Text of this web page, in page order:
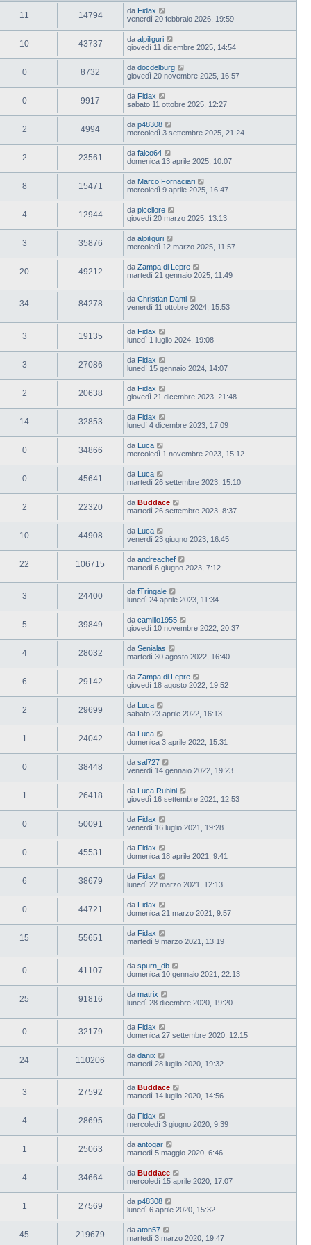
11 14794 da Fidax
venerdì 20 febbraio 2026, 19:59
10 43737 da alpiliguri
giovedì 11 dicembre 2025, 14:54
0 8732 da docdelburg
giovedì 20 novembre 2025, 16:57
0 9917 da Fidax
sabato 11 ottobre 2025, 12:27
2 4994 da p48308
mercoledì 3 settembre 2025, 21:24
2 23561 da falco64
domenica 13 aprile 2025, 10:07
8 15471 da Marco Fornaciari
mercoledì 9 aprile 2025, 16:47
4 12944 da piccilore
giovedì 20 marzo 2025, 13:13
3 35876 da alpiliguri
mercoledì 12 marzo 2025, 11:57
20 49212 da Zampa di Lepre
martedì 21 gennaio 2025, 11:49
34 84278 da Christian Danti
venerdì 11 ottobre 2024, 15:53
3 19135 da Fidax
lunedì 1 luglio 2024, 19:08
3 27086 da Fidax
lunedì 15 gennaio 2024, 14:07
2 20638 da Fidax
giovedì 21 dicembre 2023, 21:48
14 32853 da Fidax
lunedì 4 dicembre 2023, 17:09
0 34866 da Luca
mercoledì 1 novembre 2023, 15:12
0 45641 da Luca
martedì 26 settembre 2023, 15:10
2 22320 da Buddace
martedì 26 settembre 2023, 8:37
10 44908 da Luca
venerdì 23 giugno 2023, 16:45
22 106715 da andreachef
martedì 6 giugno 2023, 7:12
3 24400 da fTringale
lunedì 24 aprile 2023, 11:34
5 39849 da camillo1955
giovedì 10 novembre 2022, 20:37
4 28032 da Senialas
martedì 30 agosto 2022, 16:40
6 29142 da Zampa di Lepre
giovedì 18 agosto 2022, 19:52
2 29699 da Luca
sabato 23 aprile 2022, 16:13
1 24042 da Luca
domenica 3 aprile 2022, 15:31
0 38448 da sal727
venerdì 14 gennaio 2022, 19:23
1 26418 da Luca.Rubini
giovedì 16 settembre 2021, 12:53
0 50091 da Fidax
venerdì 16 luglio 2021, 19:28
0 45531 da Fidax
domenica 18 aprile 2021, 9:41
6 38679 da Fidax
lunedì 22 marzo 2021, 12:13
0 44721 da Fidax
domenica 21 marzo 2021, 9:57
15 55651 da Fidax
martedì 9 marzo 2021, 13:19
0 41107 da spurn_db
domenica 10 gennaio 2021, 22:13
25 91816 da matrix
lunedì 28 dicembre 2020, 19:20
0 32179 da Fidax
domenica 27 settembre 2020, 12:15
24 110206 da danix
martedì 28 luglio 2020, 19:32
3 27592 da Buddace
martedì 14 luglio 2020, 14:56
4 28695 da Fidax
mercoledì 3 giugno 2020, 9:39
1 25063 da antogar
martedì 5 maggio 2020, 6:46
4 34664 da Buddace
mercoledì 15 aprile 2020, 17:07
1 27569 da p48308
lunedì 6 aprile 2020, 15:32
45 219679 da aton57
martedì 3 marzo 2020, 19:47